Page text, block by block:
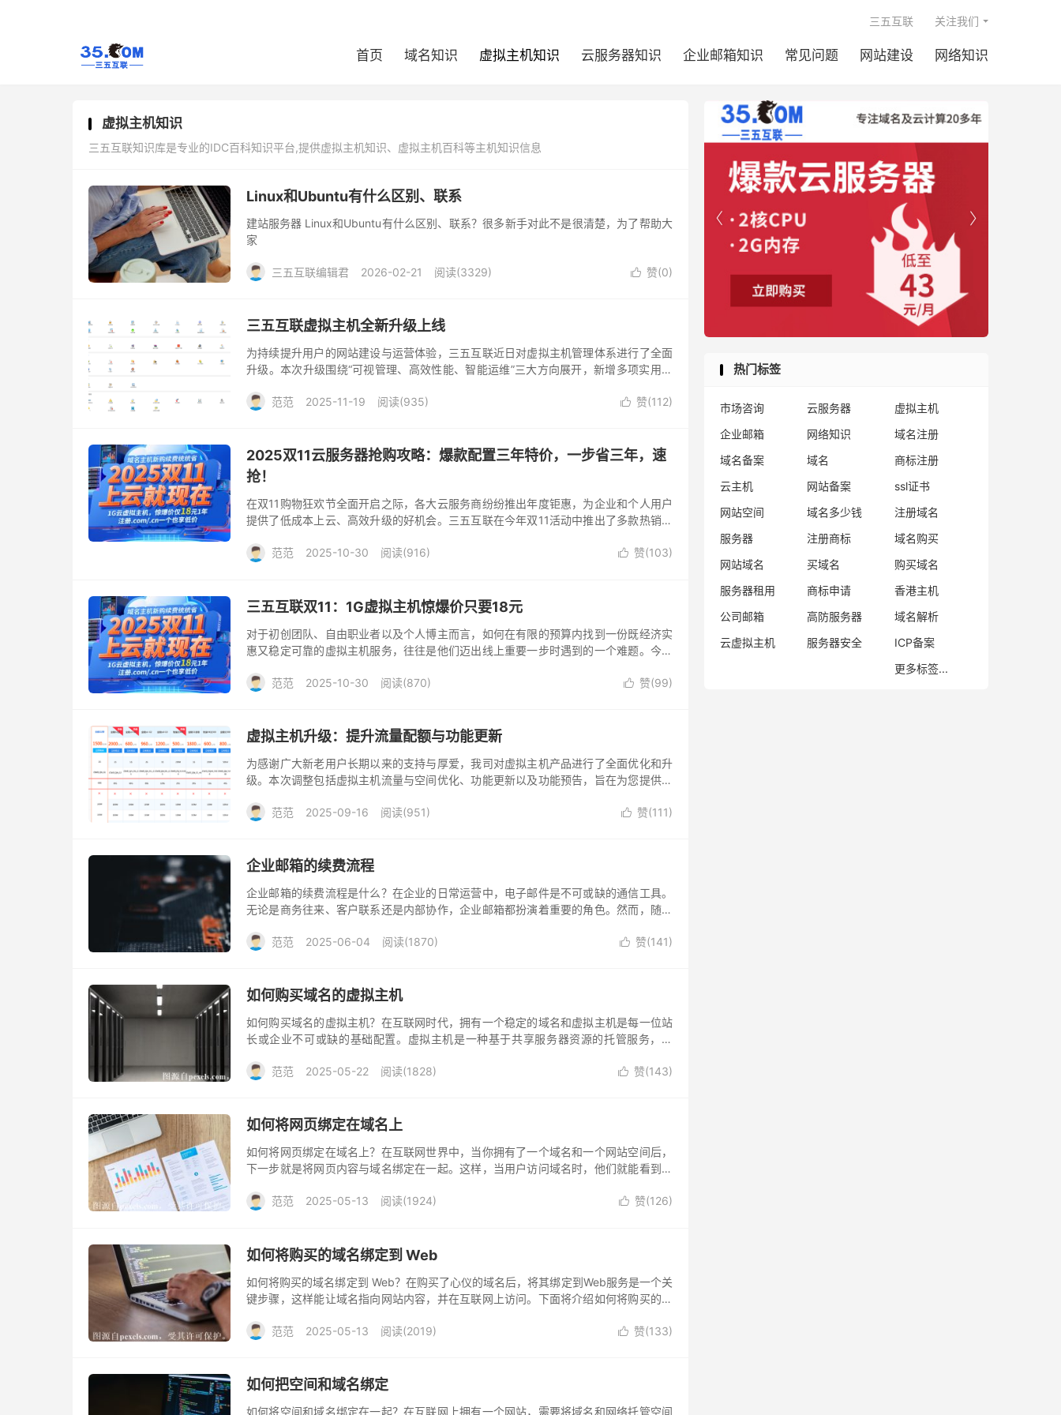
首页 域名知识 虚拟主机知识 云服务器知识 企业邮箱知识 常见问题 网站建设 网络知识
三五互联 关注我们
虚拟主机知识
三五互联知识库是专业的IDC百科知识平台,提供虚拟主机知识、虚拟主机百科等主机知识信息
Linux和Ubuntu有什么区别、联系
建站服务器 Linux和Ubuntu有什么区别、联系？很多新手对此不是很清楚，为了帮助大
家
三五互联编辑君 2026-02-21 阅读(3329)  赞(0)
三五互联虚拟主机全新升级上线
为持续提升用户的网站建设与运营体验，三五互联近日对虚拟主机管理体系进行了全面
升级。本次升级围绕“可视管理、高效性能、智能运维”三大方向展开，新增多项实用功
范范
2025-11-19 阅读(935)  赞(112)
2025双11云服务器抢购攻略：爆款配置三年特价，一步省三年，速
抢！
在双11购物狂欢节全面开启之际，各大云服务商纷纷推出年度钜惠，为企业和个人用户
提供了低成本上云、高效升级的好机会。三五互联在今年双11活动中推出了多款热销云
需求的团队或个人，助力用户以更低成本锁定优质资源，实现业务的持续稳定运行。
范范 2025-10-30 阅读(916)  赞(103)
三五互联双11：1G虚拟主机惊爆价只要18元
对于初创团队、自由职业者以及个人博主而言，如何在有限的预算内找到一份既经济实
惠又稳定可靠的虚拟主机服务，往往是他们迈出线上重要一步时遇到的一个难题。今年
相，堪称入门级用户的性价比之选！
范范 2025-10-30 阅读(870)  赞(99)
虚拟主机升级：提升流量配额与功能更新
为感谢广大新老用户长期以来的支持与厚爱，我司对虚拟主机产品进行了全面优化和升
级。本次调整包括虚拟主机流量与空间优化、功能更新以及功能预告，旨在为您提供更
范范
2025-09-16 阅读(951)  赞(111)
企业邮箱的续费流程
企业邮箱的续费流程是什么？在企业的日常运营中，电子邮件是不可或缺的通信工具。
无论是商务往来、客户联系还是内部协作，企业邮箱都扮演着重要的角色。然而，随着
业邮箱的续费流程至关重要，以确保邮箱服务能够持续稳定地为企业提供支持。下面将
范范 2025-06-04 阅读(1870)  赞(141)
如何购买域名的虚拟主机
如何购买域名的虚拟主机？在互联网时代，拥有一个稳定的域名和虚拟主机是每一位站
长或企业不可或缺的基础配置。虚拟主机是一种基于共享服务器资源的托管服务，然
主机绑定？等问题还比较困惑。以下是关于“如何购买域名的虚拟主机”的相关介绍。
范范 2025-05-22 阅读(1828)  赞(143)
如何将网页绑定在域名上
如何将网页绑定在域名上？在互联网世界中，当你拥有了一个域名和一个网站空间后，
下一步就是将网页内容与域名绑定在一起。这样，当用户访问域名时，他们就能看到网
范范
2025-05-13 阅读(1924)  赞(126)
如何将购买的域名绑定到 Web
如何将购买的域名绑定到 Web？在购买了心仪的域名后，将其绑定到Web服务是一个关
键步骤，这样能让域名指向网站内容，并在互联网上访问。下面将介绍如何将购买的域
范范
2025-05-13 阅读(2019)  赞(133)
如何把空间和域名绑定
如何将空间和域名绑定在一起？在互联网上拥有一个网站，需要将域名和网络托管空间


热门标签
市场咨询 云服务器
虚拟主机
企业邮箱
网络知识
域名注册
域名备案
域名
商标注册
云主机
网站备案
ssl证书
网站空间
域名多少钱
注册域名
服务器
注册商标
域名购买
网站域名
买域名
购买域名
服务器租用
商标申请
香港主机
公司邮箱
高防服务器
域名解析
云虚拟主机
服务器安全
ICP备案
更多标签...